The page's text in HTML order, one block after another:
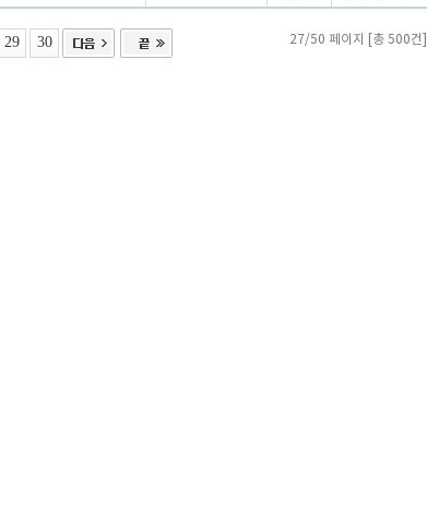
29 30 27/50 페이지 [총 500건]